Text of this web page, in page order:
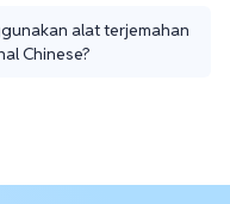
alat terjemahan
Chinese?